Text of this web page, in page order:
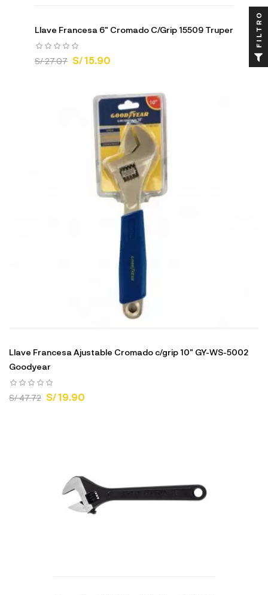
Llave Francesa 6" Cromado C/Grip 15509 Truper
S/ 27.07 S/ 15.90
Llave Francesa Ajustable Cromado c/grip 10" GY-WS-5002
Goodyear
S/ 47.72 S/ 19.90
FILTRO